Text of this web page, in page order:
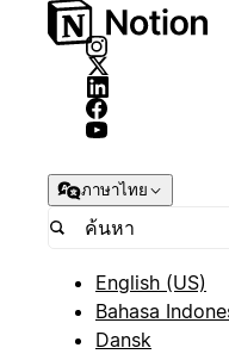
ภาษาไทย
English (US)
Bahasa
Dansk